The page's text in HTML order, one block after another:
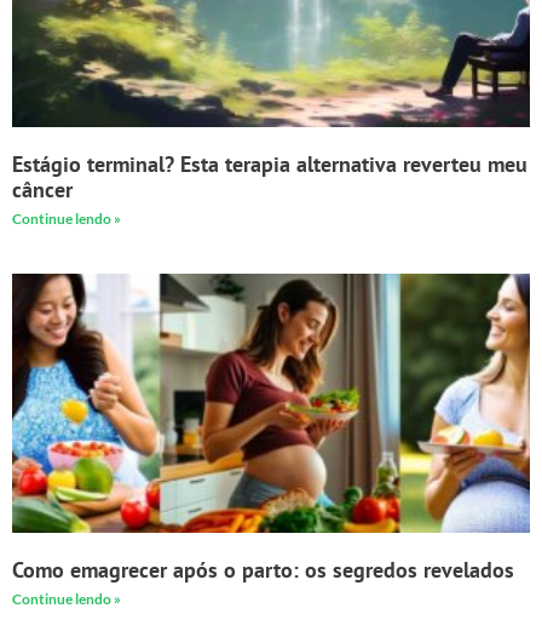
Estágio terminal? Esta terapia alternativa reverteu meu
câncer
Continue lendo »
Como emagrecer após o parto: os segredos revelados
Continue lendo »